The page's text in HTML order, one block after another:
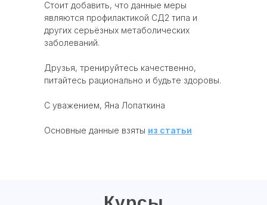
Стоит добавить, что данные меры
являются профилактикой СД2 типа и
других серьёзных метаболических
заболеваний.
Друзья, тренируйтесь качественно,
питайтесь рационально и будьте здоровы.
С уважением, Яна Лопаткина
Основные данные взяты из статьи